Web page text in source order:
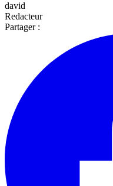
david
Redacteur
Partager :